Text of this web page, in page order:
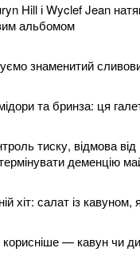
Hill і Wyclef Jean
альбомом
знаменитий
та бринза: ця
тиску, відмова
деменцію
хіт: салат із
— кавун чи